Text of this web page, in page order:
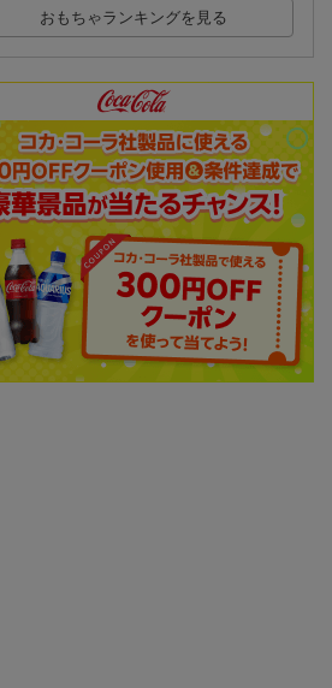
リチャード・ガーフ
ィールドのキング・
オブ・モンスター・
アイランド 日本語版
玩具
イティング・フ
タジー第2版 ルー
シナリオ
グレアム・ボト
おもちゃランキングを見る